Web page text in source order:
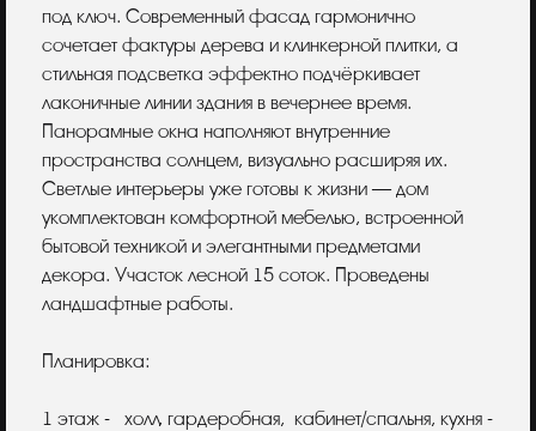
под ключ. Современный фасад гармонично
сочетает фактуры дерева и клинкерной плитки, а
стильная подсветка эффектно подчёркивает
лаконичные линии здания в вечернее время.
Панорамные окна наполняют внутренние
пространства солнцем, визуально расширяя их.
Светлые интерьеры уже готовы к жизни — дом
укомплектован комфортной мебелью, встроенной
бытовой техникой и элегантными предметами
декора. Участок лесной 15 соток. Проведены
ландшафтные работы.
Планировка:
1 этаж - холл, гардеробная, кабинет/спальня, кухня -